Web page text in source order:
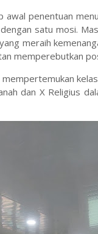
awal penentuan
satu mosi.
meraih
memperebutkan
dan X Religius